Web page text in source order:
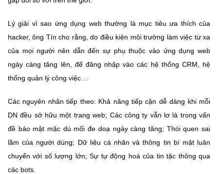
Lý giải vì sao ứng dụng web thường là mục tiêu ưa thích của
hacker, ông Tín cho rằng, do điều kiện môi trường làm việc từ xa
của mọi người nên dẫn đến sự phụ thuộc vào ứng dụng web
ngày càng tăng lên, để đăng nhập vào các hệ thống CRM, hệ
thống quản lý công việc…
Các nguyên nhân tiếp theo: Khả năng tiếp cận dễ dàng khi mỗi
DN đều sở hữu một trang web; Các công ty vẫn lơ là trong vấn
đề bảo mật mặc dù mối đe doạ ngày càng tăng; Thói quen sai
lầm của người dùng; Dữ liệu cá nhân và thông tin bí mật luân
chuyển với số lượng lớn; Sự tự động hoá của tin tặc thông qua
các bots.